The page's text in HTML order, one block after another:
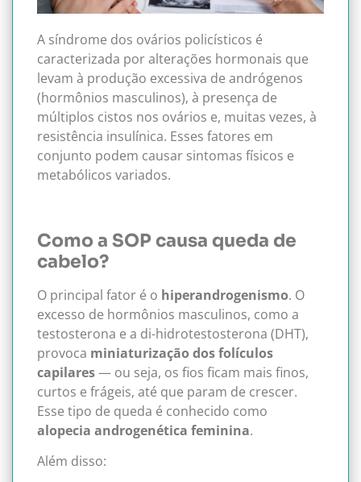
A síndrome dos ovários policísticos é
caracterizada por alterações hormonais que
levam à produção excessiva de andrógenos
(hormônios masculinos), à presença de
múltiplos cistos nos ovários e, muitas vezes, à
resistência insulínica. Esses fatores em
conjunto podem causar sintomas físicos e
metabólicos variados.
Como a SOP causa queda de
cabelo?
O principal fator é o hiperandrogenismo. O
excesso de hormônios masculinos, como a
testosterona e a di-hidrotestosterona (DHT),
provoca miniaturização dos folículos
capilares— ou seja, os fios ficam mais finos,
curtos e frágeis, até que param de crescer.
Esse tipo de queda é conhecido como
alopecia androgenética feminina.
Além disso: